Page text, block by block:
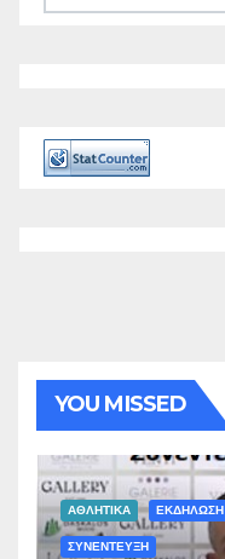
YOU MISSED
ΑΘΛΗΤΙΚΑ ΕΚΔΗΛΩΣΗ
ΣΥΝΕΝΤΕΥΞΗ